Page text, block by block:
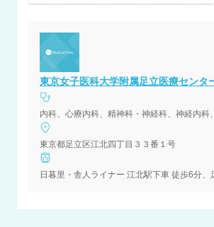
東京女子医科大学附属足立医療センタ
東京都足立区江北四丁目３３番１号